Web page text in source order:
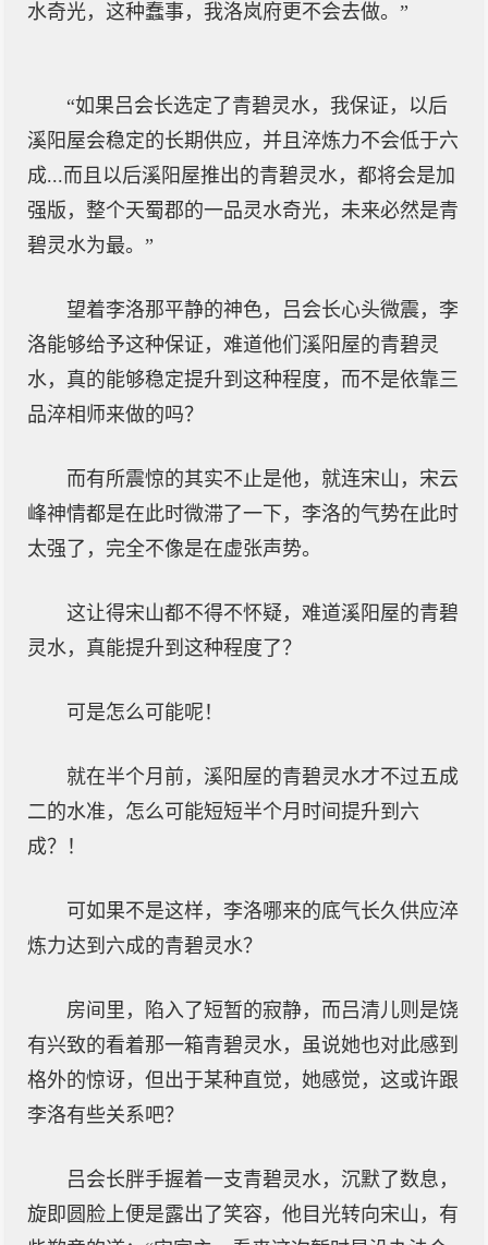
水奇光，这种蠢事，我洛岚府更不会去做。”
“如果吕会长选定了青碧灵水，我保证，以后
溪阳屋会稳定的长期供应，并且淬炼力不会低于六
成...而且以后溪阳屋推出的青碧灵水，都将会是加
强版，整个天蜀郡的一品灵水奇光，未来必然是青
碧灵水为最。”
望着李洛那平静的神色，吕会长心头微震，李
洛能够给予这种保证，难道他们溪阳屋的青碧灵
水，真的能够稳定提升到这种程度，而不是依靠三
品淬相师来做的吗？
而有所震惊的其实不止是他，就连宋山，宋云
峰神情都是在此时微滞了一下，李洛的气势在此时
太强了，完全不像是在虚张声势。
这让得宋山都不得不怀疑，难道溪阳屋的青碧
灵水，真能提升到这种程度了？
可是怎么可能呢！
就在半个月前，溪阳屋的青碧灵水才不过五成
二的水准，怎么可能短短半个月时间提升到六
成？！
可如果不是这样，李洛哪来的底气长久供应淬
炼力达到六成的青碧灵水？
房间里，陷入了短暂的寂静，而吕清儿则是饶
有兴致的看着那一箱青碧灵水，虽说她也对此感到
格外的惊讶，但出于某种直觉，她感觉，这或许跟
李洛有些关系吧？
吕会长胖手握着一支青碧灵水，沉默了数息，
旋即圆脸上便是露出了笑容，他目光转向宋山，有